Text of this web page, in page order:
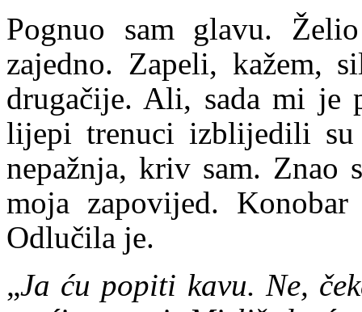
Pognuo sam glavu.
zajedno. Zapeli, kažem,
drugačije. Ali, sada mi je
lijepi trenuci izblijedili su
nepažnja, kriv sam. Znao
moja zapovijed.
Odlučila je.
„Ja ću popiti kavu. Ne,